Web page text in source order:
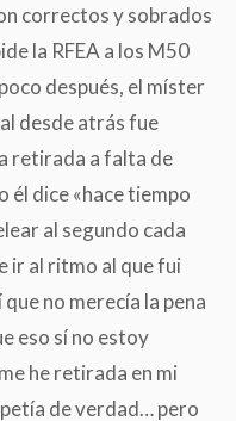
correctos y sobrados
la RFEA a los M50
después, el míster
desde atrás fue
retirada a falta de
él dice «hace tiempo
al segundo cada
ir al ritmo al que fui
no merecía la pena
eso sí no estoy
he retirada en mi
de verdad… pero